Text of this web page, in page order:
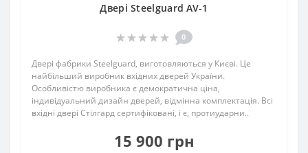
Двері Steelguard AV-1
0
Двері фабрики Steelguard, виготовляються у Києві. Це
найбільший виробник вхідних дверей України.
Особливістю виробника є демократична ціна,
індивідуальний дизайн дверей, відмінна комплектація. Всі
вхідні двері Стілгард сертифіковані, і є, протиударни..
15 900 грн